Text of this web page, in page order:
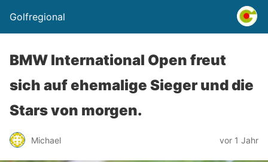
Golfregional
BMW International Open freut
sich auf ehemalige Sieger und die
Stars von morgen.
Michael vor 1 Jahr